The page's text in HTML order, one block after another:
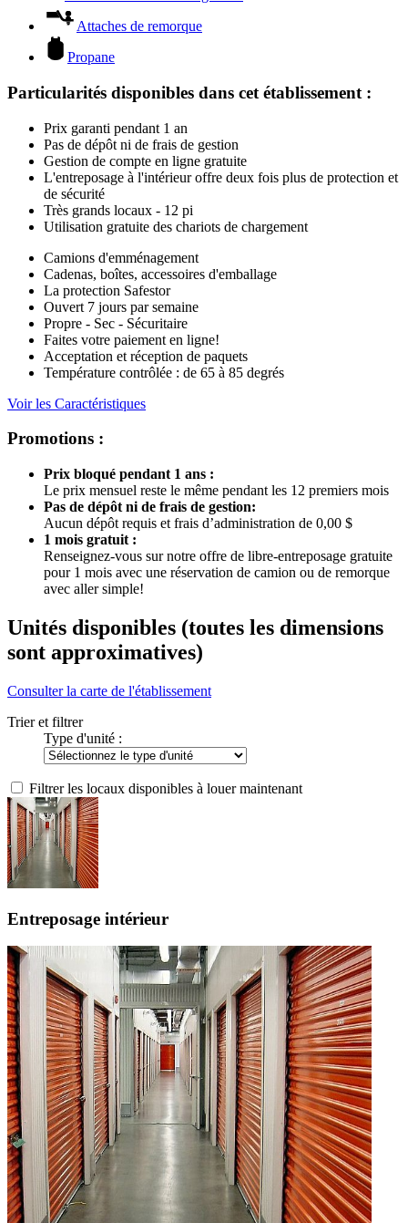
Attaches de remorque
Propane
Particularités disponibles dans cet établissement :
Prix garanti pendant 1 an
Pas de dépôt ni de frais de gestion
Gestion de compte en ligne gratuite
L'entreposage à l'intérieur offre deux fois plus de protection et
de sécurité
Très grands locaux - 12 pi
Utilisation gratuite des chariots de chargement
Camions d'emménagement
Cadenas, boîtes, accessoires d'emballage
La protection Safestor
Ouvert 7 jours par semaine
Propre - Sec - Sécuritaire
Faites votre paiement en ligne!
Acceptation et réception de paquets
Température contrôlée : de 65 à 85 degrés
Voir les Caractéristiques
Promotions :
Prix bloqué pendant 1 ans :
Le prix mensuel reste le même pendant les 12 premiers mois
Pas de dépôt ni de frais de gestion:
Aucun dépôt requis et frais d’administration de 0,00 $
1 mois gratuit :
Renseignez-vous sur notre offre de libre-entreposage gratuite
pour 1 mois avec une réservation de camion ou de remorque
avec aller simple!
Unités disponibles (toutes les dimensions
sont approximatives)
Consulter la carte de l'établissement
Trier et filtrer
Type d'unité :
Filtrer les locaux disponibles à louer maintenant
Entreposage intérieur